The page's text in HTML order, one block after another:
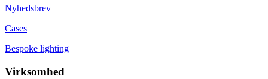
Nyhedsbrev
Cases
Bespoke lighting
Virksomhed